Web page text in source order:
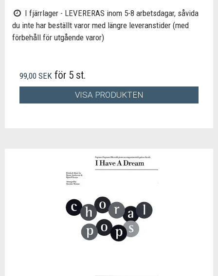
I fjärrlager - LEVERERAS inom 5-8 arbetsdagar, såvida
du inte har beställt varor med längre leveranstider (med
förbehåll för utgående varor)
99,00 SEK för 5 st.
VISA PRODUKTEN